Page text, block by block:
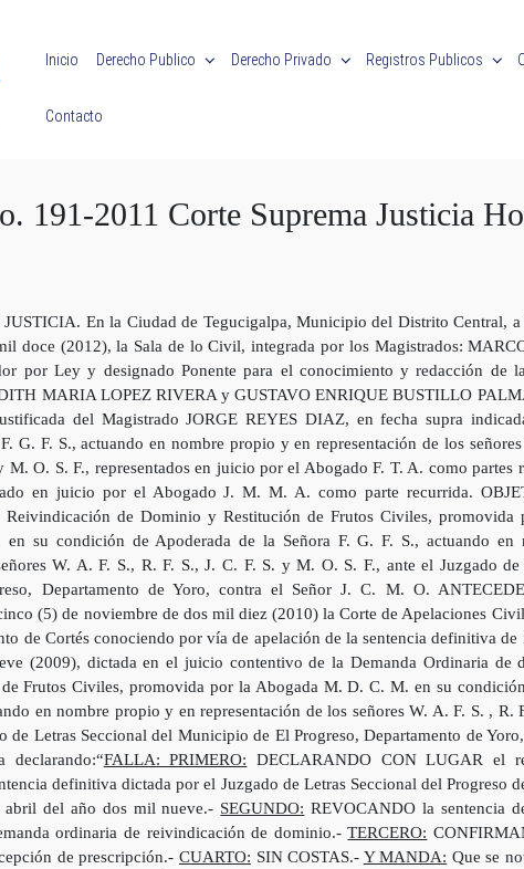
Inicio Derecho Publico Derecho Privado Registros Publicos
Contacto
191-2011 Corte Suprema Justicia
JUSTICIA. En la Ciudad de Tegucigalpa, Municipio del Distrito Central,
doce (2012), la Sala de lo Civil, integrada por los Magistrados:
por Ley y designado Ponente para el conocimiento y redacción de
MARIA LOPEZ RIVERA y GUSTAVO ENRIQUE BUSTILLO
del Magistrado JORGE REYES DIAZ, en fecha supra
G. F. S., actuando en nombre propio y en representación de los
M. O. S. F., representados en juicio por el Abogado F. T. A. como partes
en juicio por el Abogado J. M. M. A. como parte recurrida.
Reivindicación de Dominio y Restitución de Frutos Civiles, promovida
su condición de Apoderada de la Señora F. G. F. S., actuando en
W. A. F. S., R. F. S., J. C. F. S. y M. O. S. F., ante el Juzgado de
Departamento de Yoro, contra el Señor J. C. M. O.
(5) de noviembre de dos mil diez (2010) la Corte de Apelaciones
de Cortés conociendo por vía de apelación de la sentencia definitiva
(2009), dictada en el juicio contentivo de la Demanda Ordinaria de
Frutos Civiles, promovida por la Abogada M. D. C. M. en su
en nombre propio y en representación de los señores W. A. F. S. , R.
de Letras Seccional del Municipio de El Progreso, Departamento de
declarando:“FALLA: PRIMERO: DECLARANDO CON LUGAR el
definitiva dictada por el Juzgado de Letras Seccional del Progreso
abril del año dos mil nueve.- SEGUNDO: REVOCANDO la sentencia
ordinaria de reivindicación de dominio.-TERCERO:
de prescripción.- CUARTO: SIN COSTAS.- Y MANDA: Que se